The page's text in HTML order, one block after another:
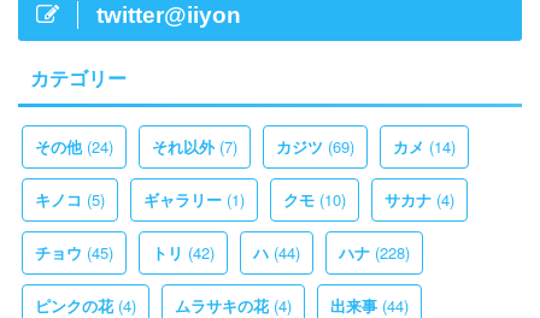
twitter@iiyon
カテゴリー
その他(24) それ以外 (7) カジツ (69) カメ (14)
キノコ (5) ギャラリー (1) クモ (10) サカナ (4)
チョウ (45) トリ (42) ハ (44) ハナ (228)
ピンクの花(4) ムラサキの花(4) 出来事 (44)